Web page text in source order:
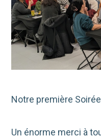
Notre première
Un énorme merci à